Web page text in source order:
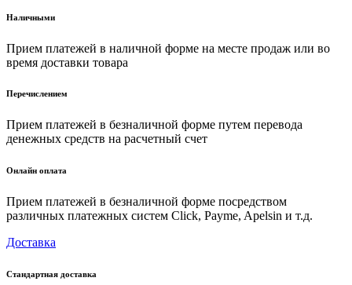
Наличными
Прием платежей в наличной форме на месте продаж или во
время доставки товара
Перечислением
Прием платежей в безналичной форме путем перевода
денежных средств на расчетный счет
Онлайн оплата
Прием платежей в безналичной форме посредством
различных платежных систем Click, Payme, Apelsin и т.д.
Доставка
Стандартная доставка